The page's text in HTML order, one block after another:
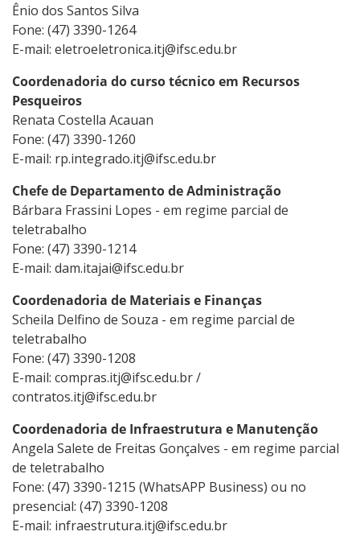
Ênio dos Santos Silva
Fone: (47) 3390-1264
E-mail: eletroeletronica.itj@ifsc.edu.br
Coordenadoria do curso técnico em Recursos
Pesqueiros
Renata Costella Acauan
Fone: (47) 3390-1260
E-mail: rp.integrado.itj@ifsc.edu.br
Chefe de Departamento de Administração
Bárbara Frassini Lopes - em regime parcial de
teletrabalho
Fone: (47) 3390-1214
E-mail: dam.itajai@ifsc.edu.br
Coordenadoria de Materiais e Finanças
Scheila Delfino de Souza - em regime parcial de
teletrabalho
Fone: (47) 3390-1208
E-mail: compras.itj@ifsc.edu.br /
contratos.itj@ifsc.edu.br
Coordenadoria de Infraestrutura e Manutenção
Angela Salete de Freitas Gonçalves - em regime parcial
de teletrabalho
Fone: (47) 3390-1215 (WhatsAPP Business) ou no
presencial: (47) 3390-1208
E-mail: infraestrutura.itj@ifsc.edu.br